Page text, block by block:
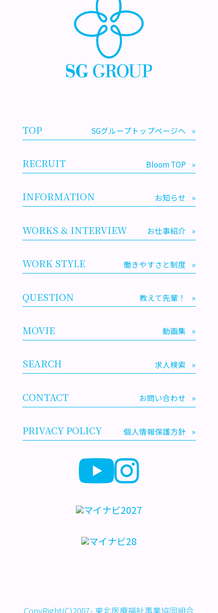
TOP SGグループトップページへ »
RECRUIT Bloom TOP »
INFORMATION お知らせ »
WORKS & INTERVIEW お仕事紹介 »
WORK STYLE 働きやすさと制度 »
QUESTION 教えて先輩！ »
MOVIE 動画集 »
SEARCH 求人検索 »
CONTACT お問い合わせ »
PRIVACY POLICY 個人情報保護方針 »
CopyRight(C)2007- 東北医療福祉事業協同組合